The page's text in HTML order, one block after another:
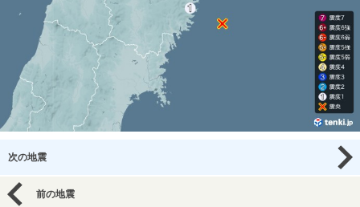
次の地震
前の地震